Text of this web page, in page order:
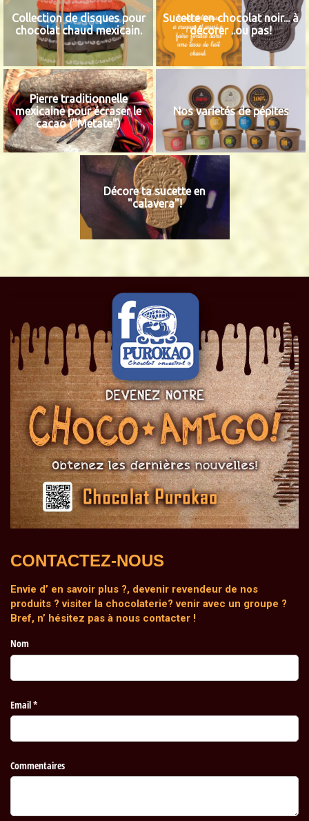
Collection de disques pour
chocolat chaud mexicain.
Sucette en chocolat noir... à
décorer ..ou pas!
Pierre traditionnelle
mexicaine pour écraser le
cacao ("Metate")
Nos varietés de pépites
Décore ta sucette en
"calavera"!
CONTACTEZ-NOUS
Envie d’ en savoir plus ?, devenir revendeur de nos
produits ? visiter la chocolaterie? venir avec un groupe ?
Bref, n’ hésitez pas à nous contacter !